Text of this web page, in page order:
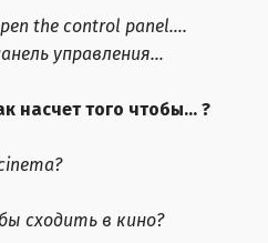
the control panel….
управления…
насчет того чтобы... ?
сходить в кино?